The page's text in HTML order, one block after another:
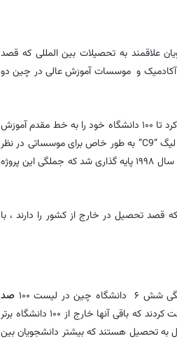
علاقمند به تحصیلات بین المللی که قصد
و موسسات آموزش عالی در چین دو
را در سال ۱۹۹۵ آغاز کرد تا ۱۰۰ دانشگاه خود را به خط مقدم آموزش
عالی متمرکز کند. علاوه بر آن، چین از طریق یک پروژه دیگر، لیگی دارد، که به آن “C9” گفته می شود. این لیگ “C9” به طور خاص برای موسساتی در نظر
نیز در سال ۱۹۹۸ پایه گذاری شد که جملگی این پروژه
تحصیل در خارج از کشور را دارند ، با
صد
قرار داشتند. به طور کلی، ۴۰ موسسه دانشگاهی – آکادمیک چینی رتبه بندی را دریافت کردند که باقی آنها خارج از ۱۰۰ دانشگاه برتر
تحصیل هستند که بیشتر دانشجویان بین